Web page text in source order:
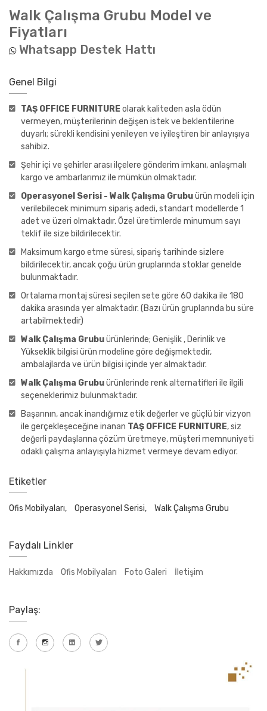
Walk Çalışma Grubu Model ve
Fiyatları
Whatsapp Destek Hattı
Genel Bilgi
TAŞ OFFICE FURNITURE olarak kaliteden asla ödün
vermeyen, müşterilerinin değişen istek ve beklentilerine
duyarlı; sürekli kendisini yenileyen ve iyileştiren bir anlayışıya
sahibiz.
Şehir içi ve şehirler arası ilçelere gönderim imkanı, anlaşmalı
kargo ve ambarlarımız ile mümkün olmaktadır.
Operasyonel Serisi - Walk Çalışma Grubuürün modeli için
verilebilecek minimum sipariş adedi, standart modellerde 1
adet ve üzeri olmaktadır. Özel üretimlerde minumum sayı
teklif ile size bildirilecektir.
Maksimum kargo etme süresi, sipariş tarihinde sizlere
bildirilecektir, ancak çoğu ürün gruplarında stoklar genelde
bulunmaktadır.
Ortalama montaj süresi seçilen sete göre 60 dakika ile 180
dakika arasında yer almaktadır. (Bazı ürün gruplarında bu süre
artabilmektedir)
Walk Çalışma Grubuürünlerinde; Genişlik , Derinlik ve
Yükseklik bilgisi ürün modeline göre değişmektedir,
ambalajlarda ve ürün bilgisi içinde yer almaktadır.
Walk Çalışma Grubuürünlerinde renk alternatifleri ile ilgili
seçeneklerimiz bulunmaktadır.
Başarının, ancak inandığımız etik değerler ve güçlü bir vizyon
ile gerçekleşeceğine inanan TAŞ OFFICE FURNITURE, siz
değerli paydaşlarına çözüm üretmeye, müşteri memnuniyeti
odaklı çalışma anlayışıyla hizmet vermeye devam ediyor.
Etiketler
Ofis Mobilyaları, Operasyonel Serisi, Walk Çalışma Grubu
Faydalı Linkler
Hakkımızda Ofis Mobilyaları Foto Galeri İletişim
Paylaş: